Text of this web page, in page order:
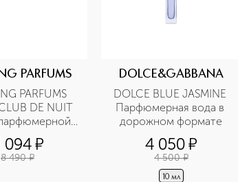
PARFUMS
PARFUMS
DE NUIT
воды
094¤
8 490 ¤
DOLCE&GABBANA
DOLCE BLUE JASMINE
Парфюмерная вода в
дорожном формате
4 050¤
4 500 ¤
10 мл